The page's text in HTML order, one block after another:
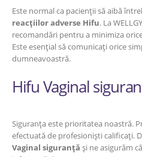
Este normal ca pacienții să aibă
reacțiilor adverse Hifu. La
recomandări pentru a minimiza
Este esențial să comunicați orice
dumneavoastră.
Hifu Vaginal
Siguranța este prioritatea noastră.
efectuată de profesioniști calificați.
Vaginal siguranță și ne asigurăm